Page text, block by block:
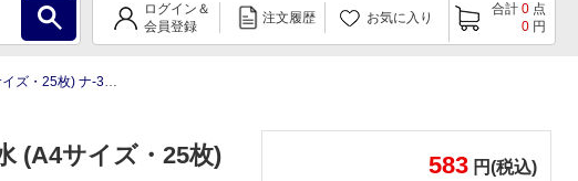
ログイン＆
会員登録
注文履歴 お気に入り
合計 0 点
0 円
・25枚) ナ-3510
(A4サイズ・25枚)
583 円(税込)